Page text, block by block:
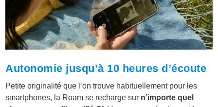
Autonomie jusqu’à 10 heures d’écoute
Petite originalité que l’on trouve habituellement pour les
smartphones, la Roam se recharge sur n’importe quel